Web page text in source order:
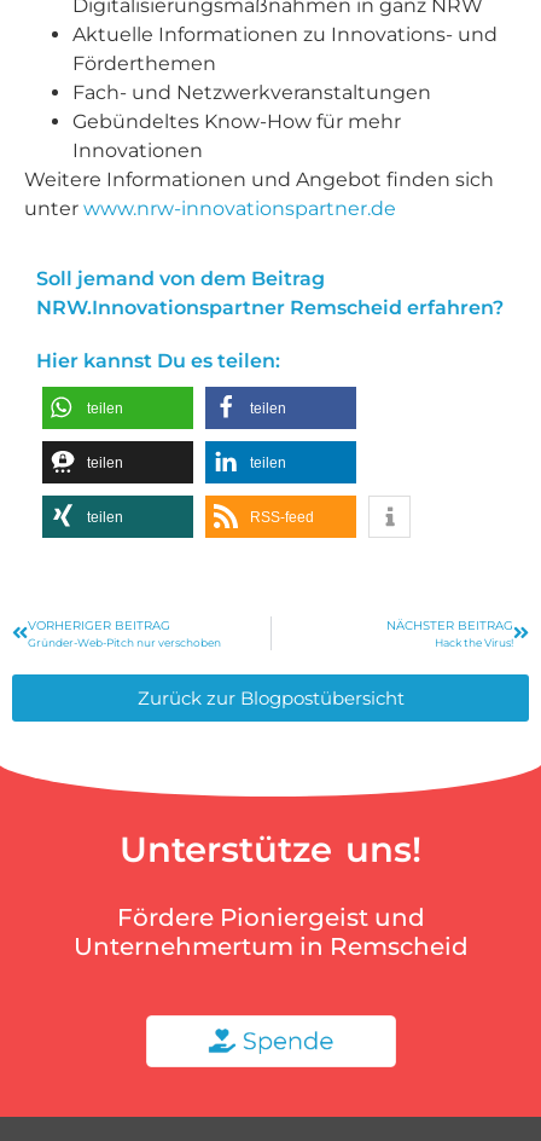
Digitalisierungsmaßnahmen in ganz NRW
Aktuelle Informationen zu Innovations- und
Förderthemen
Fach- und Netzwerkveranstaltungen
Gebündeltes Know-How für mehr
Innovationen
Weitere Informationen und Angebot finden sich
unter www.nrw-innovationspartner.de
Soll jemand von dem Beitrag
NRW.Innovationspartner Remscheid erfahren?
Hier kannst Du es teilen:
teilen teilen
teilen teilen
teilen RSS-feed
VORHERIGER BEITRAG
Gründer-Web-Pitch nur verschoben
NÄCHSTER BEITRAG
Hack the Virus!
Zurück zur Blogpostübersicht
Unterstütze uns!
Fördere Pioniergeist und
Unternehmertum in Remscheid